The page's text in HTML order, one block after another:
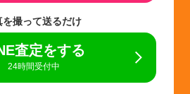
を撮って送るだけ
査定をする
24時間受付中